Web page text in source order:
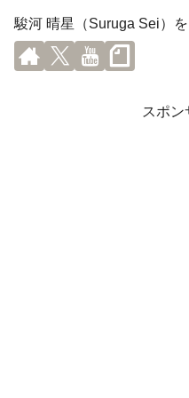
駿河 晴星（Suruga Sei）
スポン